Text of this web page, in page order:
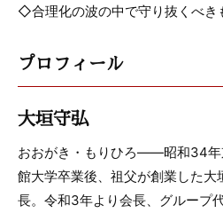
◇合理化の波の中で守り抜くべき
プロフィール
大垣守弘
おおがき・もりひろ――昭和34年
館大学卒業後、祖父が創業した大
長。令和3年より会長、グループ